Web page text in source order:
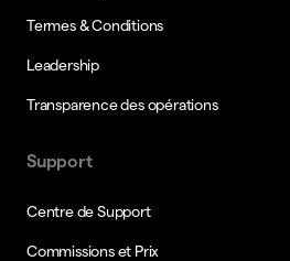
Termes & Conditions
Leadership
Transparence des opérations
Support
Centre de Support
Commissions et Prix